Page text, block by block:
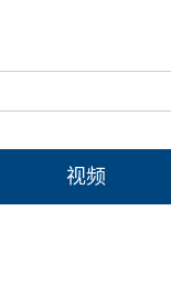
视频